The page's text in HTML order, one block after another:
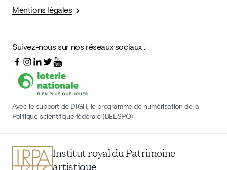
Mentions légales
Suivez-nous sur nos réseaux sociaux :
Avec le support de DIGIT, le programme de numérisation de la
Politique scientifique fédérale (BELSPO)
Institut royal du Patrimoine
artistique